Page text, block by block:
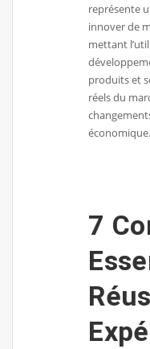
représente
innover de
mettant
produits et
réels du
économique.
7